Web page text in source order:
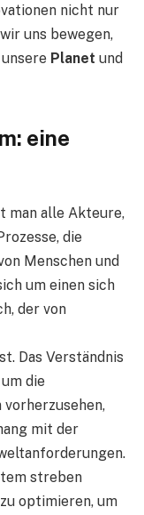
nicht nur
uns bewegen,
Planet und
eine
man alle Akteure,
die
Menschen und
um einen sich
der von
Das Verständnis
die
vorherzusehen,
mit der
streben
optimieren, um